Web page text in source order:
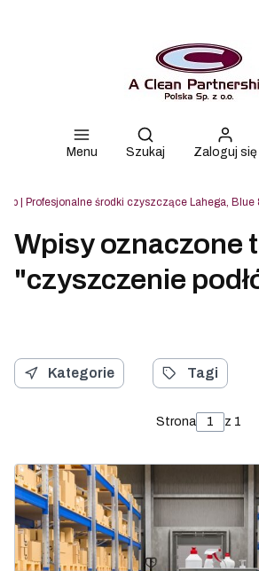
Menu
Otwórz
Szukaj Zaloguj się
| Profesjonalne środki czyszczące Lahega, Blue
Wpisy oznaczone
"czyszczenie
Kategorie Tagi
Strona z 1